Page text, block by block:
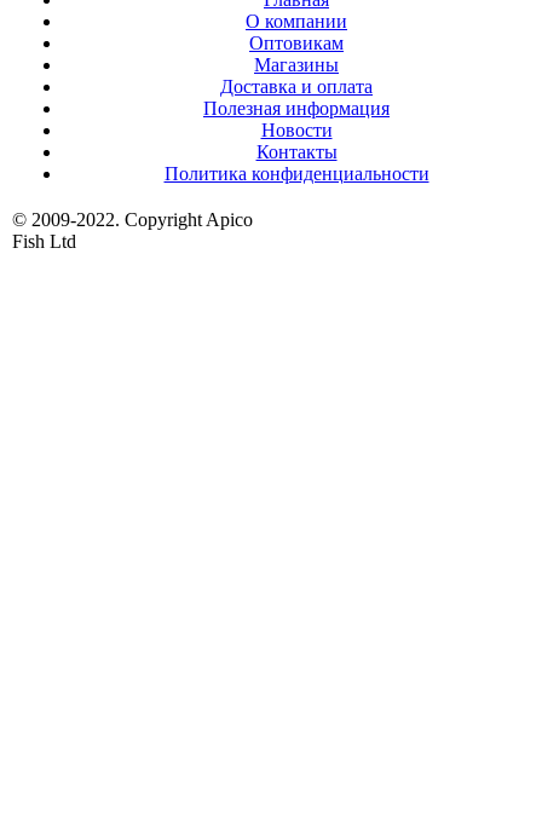
О компании
Оптовикам
Магазины
Доставка и оплата
Полезная информация
Новости
Контакты
Политика конфиденциальности
© 2009-2022. Copyright Apico
Fish Ltd